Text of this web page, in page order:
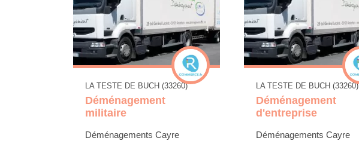
LA TESTE DE BUCH (33260)
Déménagement
militaire
Déménagements Cayre
LA TESTE DE BUCH (33260)
Déménagement
d'entreprise
Déménagements Cayre